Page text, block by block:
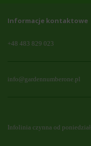
Informacje kontaktowe
+48 483 829 023
info@gardennumberone.pl
Infolinia czynna od